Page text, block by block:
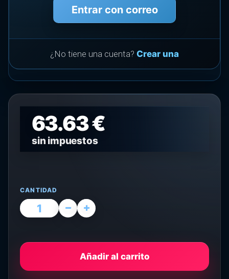
Entrar con correo
¿No tiene una cuenta? Crear una
63.63 €
sin impuestos
CANTIDAD
Añadir al carrito